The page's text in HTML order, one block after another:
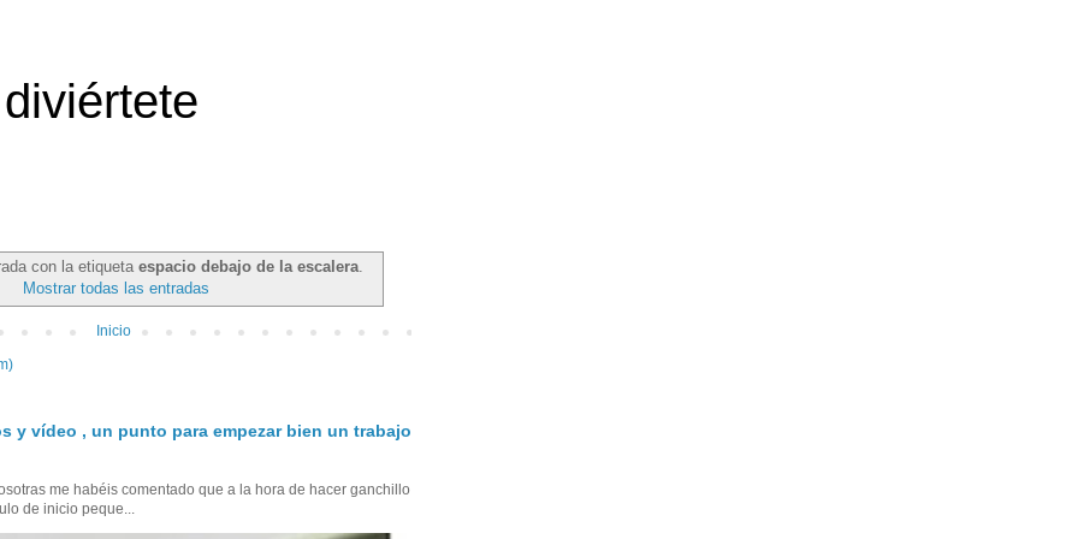
con la etiquetaespacio debajo de la escalera
Mostrar todas las entradas
Inicio
y vídeo , un punto para empezar bien un trabajo
me habéis comentado que a la hora de hacer ganchillo
de inicio peque...